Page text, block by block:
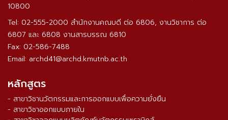
10800
Tel: 02-555-2000 สำนักงานคณบดี ต่อ 6806, งานวิชาการ ต่อ
6807 และ 6808 งานสารบรรณ 6810
Fax: 02-586-7488
Email: archd41@archd.kmutnb.ac.th
หลักสูตร
- สาขาวิชานวัตกรรมและการออกแบบเพื่อความยั่งยืน
- สาขาวิชาออกแบบภายใน